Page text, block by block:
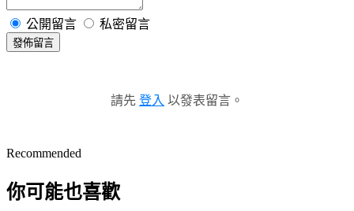
公開留言 私密留言
發佈留言
請先 登入 以發表留言。
Recommended
你可能也喜歡